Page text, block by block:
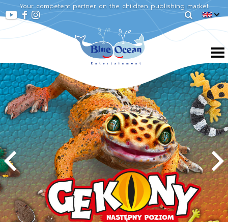
Your competent partner on the children publishing market